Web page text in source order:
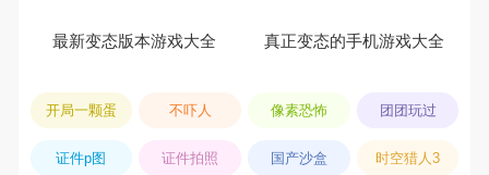
最新变态版本游戏大全 真正变态的手机游戏大全
开局一颗蛋 不吓人 像素恐怖 团团玩过
证件p图 证件拍照 国产沙盒 时空猎人3